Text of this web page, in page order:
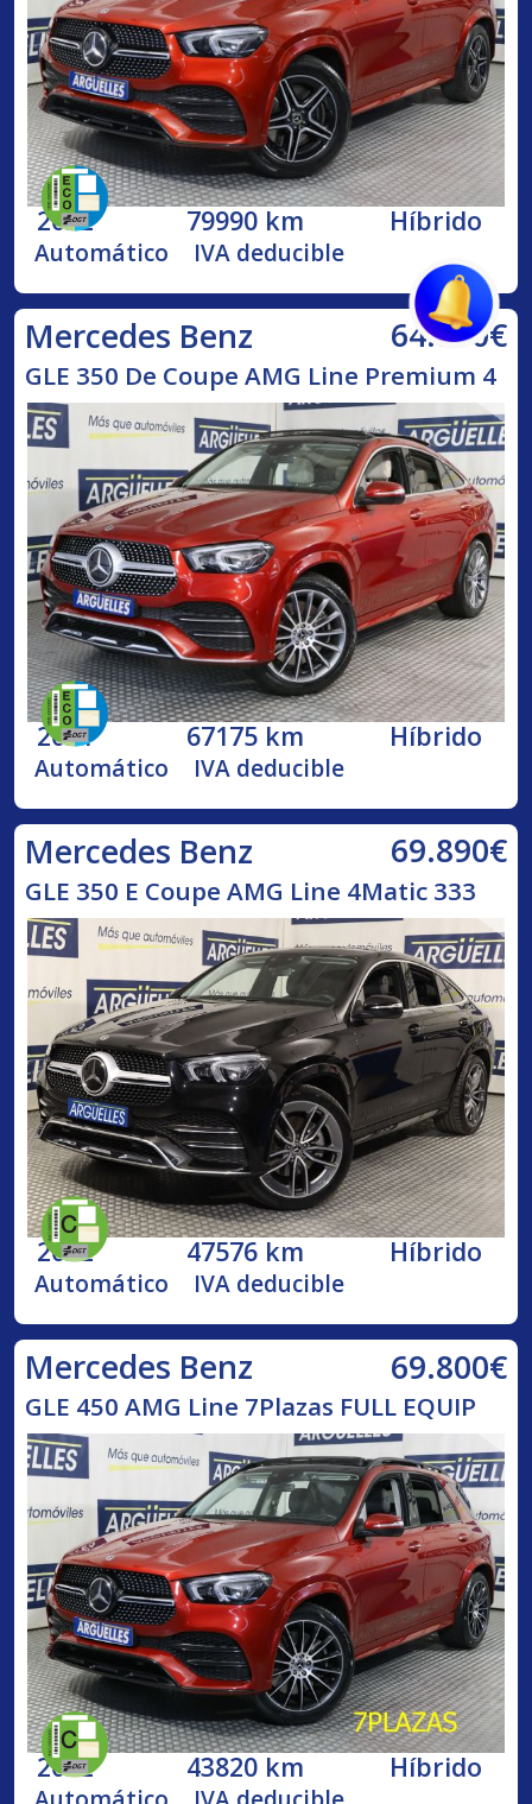
2022 79990 km Híbrido
Automático IVA deducible
Mercedes Benz 64.850€
GLE 350 De Coupe AMG Line Premium 4
2021 67175 km Híbrido
Automático IVA deducible
Mercedes Benz 69.890€
GLE 350 E Coupe AMG Line 4Matic 333
2022 47576 km Híbrido
Automático IVA deducible
Mercedes Benz 69.800€
GLE 450 AMG Line 7Plazas FULL EQUIP
2022 43820 km Híbrido